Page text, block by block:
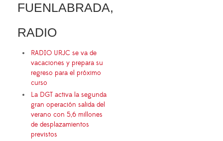
FUENLABRADA,
RADIO
RADIO URJC se va de
vacaciones y prepara su
regreso para el próximo
curso
La DGT activa la segunda
gran operación salida del
verano con 5,6 millones
de desplazamientos
previstos